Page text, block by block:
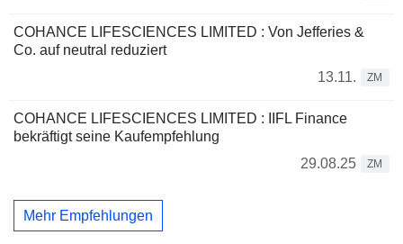
COHANCE LIFESCIENCES LIMITED : Von Jefferies &
Co. auf neutral reduziert
13.11.
ZM
COHANCE LIFESCIENCES LIMITED : IIFL Finance
bekräftigt seine Kaufempfehlung
29.08.25
ZM
Mehr Empfehlungen